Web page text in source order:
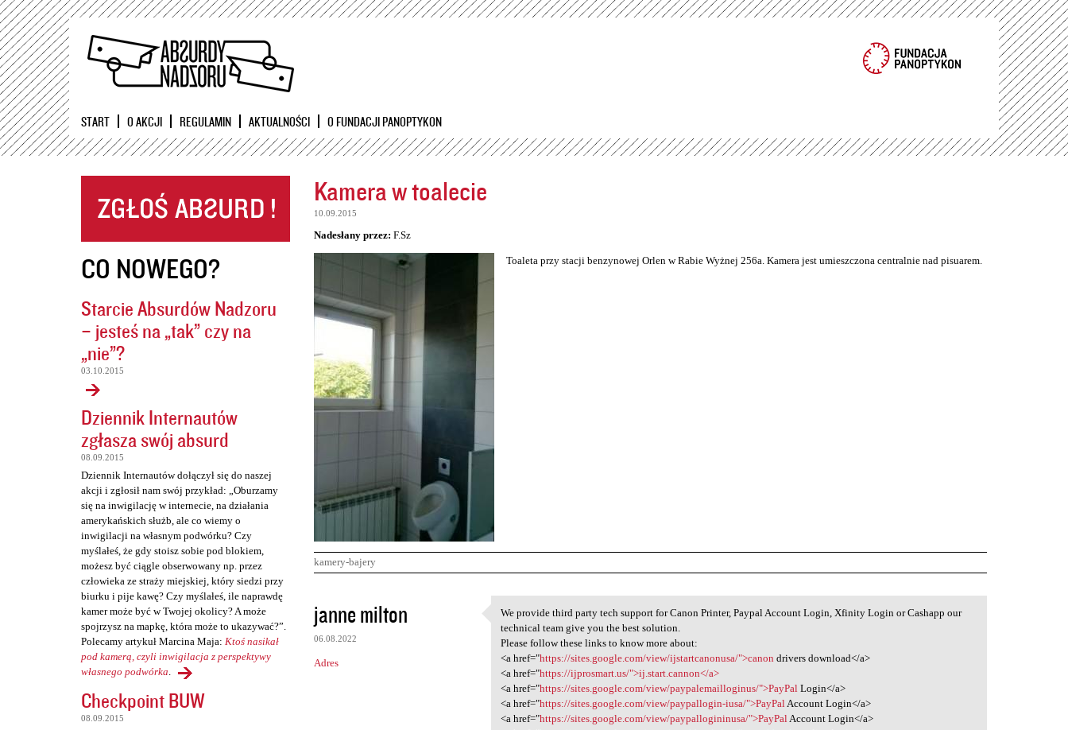
Przejdź
START O AKCJI REGULAMIN AKTUALNOŚCI O FUNDACJI PANOPTYKON
CO NOWEGO?
Starcie Absurdów Nadzoru
– jesteś na „tak” czy na
„nie”?
03.10.2015
Dziennik Internautów
zgłasza swój absurd
08.09.2015
Dziennik Internautów dołączył się do naszej
akcji i zgłosił nam swój przykład: „Oburzamy
się na inwigilację w internecie, na działania
amerykańskich służb, ale co wiemy o
inwigilacji na własnym podwórku? Czy
myślałeś, że gdy stoisz sobie pod blokiem,
możesz być ciągle obserwowany np. przez
człowieka ze straży miejskiej, który siedzi przy
biurku i pije kawę? Czy myślałeś, ile naprawdę
kamer może być w Twojej okolicy? A może
spojrzysz na mapkę, która może to ukazywać?”.
Polecamy artykuł Marcina Maja: Ktoś nasikał
pod kamerą, czyli inwigilacja z perspektywy
własnego podwórka.
Checkpoint BUW
08.09.2015
Kamera w toalecie
10.09.2015
Nadesłany przez: F.Sz
Toaleta przy stacji benzynowej Orlen w Rabie Wyżnej 256a. Kamera jest umieszczona centralnie nad pisuarem.
kamery-bajery
K
o
m
e
janne milton
06.08.2022
Adres
We provide third party tech
We provide third party tech support for Canon Printer, Paypal Account Login, Xfinity Login or Cashapp our
technical team give you the best solution.
Please follow these links to know more about:
<a href="https://sites.google.com/view/ijstartcanonusa/">canon drivers download</a>
<a href="https://ijprosmart.us/">ij.start.cannon</a>
<a href="https://sites.google.com/view/paypalemailloginus/">PayPal Login</a>
<a href="https://sites.google.com/view/paypallogin-iusa/">PayPalAccount Login</a>
<a href="https://sites.google.com/view/paypallogininusa/">PayPalAccount Login</a>